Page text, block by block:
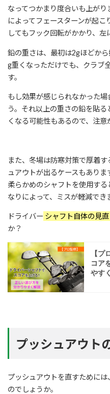
なってつかまり度合いも上が
によってフェースターンが起
してもフック回転がかかり、左
鉛の重さは、最初は2gほどか
g重くなっただけでも、クラブ
す。
もし効果が感じられなかった
う。それ以上の重さの鉛を貼
くなる可能性もあるので、注意
また、冬場は防寒対策で厚着
ュアウトが出るケースもあり
柔らかめのシャフトを使用す
なりによって、ミスが軽減でき
ドライバー シャフト自体の見直
か？
プッシュアウト
プッシュアウトを直すために
のでしょうか。